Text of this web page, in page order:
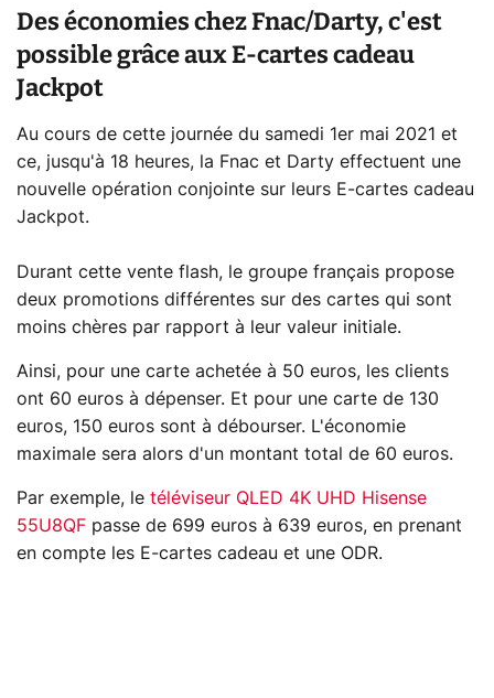
Des économies chez Fnac/Darty, c'est
possible grâce aux E-cartes cadeau
Jackpot
Au cours de cette journée du samedi 1er mai 2021 et
ce, jusqu'à 18 heures, la Fnac et Darty effectuent une
nouvelle opération conjointe sur leurs E-cartes cadeau
Jackpot.
Durant cette vente flash, le groupe français propose
deux promotions différentes sur des cartes qui sont
moins chères par rapport à leur valeur initiale.
Ainsi, pour une carte achetée à 50 euros, les clients
ont 60 euros à dépenser. Et pour une carte de 130
euros, 150 euros sont à débourser. L'économie
maximale sera alors d'un montant total de 60 euros.
Par exemple, le téléviseur QLED 4K UHD Hisense
55U8QF passe de 699 euros à 639 euros, en prenant
en compte les E-cartes cadeau et une ODR.